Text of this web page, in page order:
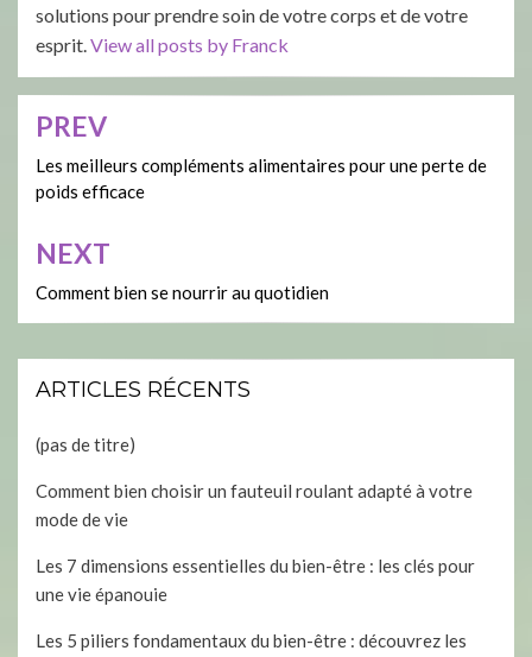
solutions pour prendre soin de votre corps et de votre
esprit.View all posts by Franck
Navigation
de
l’article
PREV
Les meilleurs compléments alimentaires pour une perte de
poids efficace
NEXT
Comment bien se nourrir au quotidien
ARTICLES RÉCENTS
(pas de titre)
Comment bien choisir un fauteuil roulant adapté à votre
mode de vie
Les 7 dimensions essentielles du bien-être : les clés pour
une vie épanouie
Les 5 piliers fondamentaux du bien-être : découvrez les